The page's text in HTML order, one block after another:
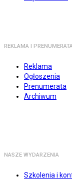
REKLAMA I
Reklama
Ogłoszenia
Prenumerata
Archiwum
NASZE WYDARZENIA
Szkolenia i